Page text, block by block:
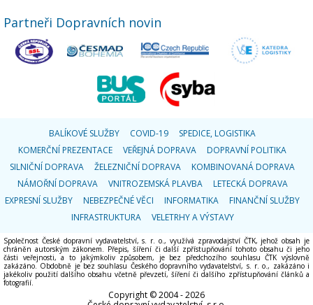
Partneři Dopravních novin
BALÍKOVÉ SLUŽBY COVID-19
SPEDICE, LOGISTIKA
KOMERČNÍ PREZENTACE
VEŘEJNÁ DOPRAVA
DOPRAVNÍ POLITIKA
SILNIČNÍ DOPRAVA
ŽELEZNIČNÍ DOPRAVA
KOMBINOVANÁ DOPRAVA
NÁMOŘNÍ DOPRAVA
VNITROZEMSKÁ PLAVBA
LETECKÁ DOPRAVA
EXPRESNÍ SLUŽBY
NEBEZPEČNÉ VĚCI INFORMATIKA
FINANČNÍ SLUŽBY
INFRASTRUKTURA
VELETRHY A VÝSTAVY
Společnost České dopravní vydavatelství, s. r. o., využívá zpravodajství ČTK, jehož obsah je
chráněn autorským zákonem. Přepis, šíření či další zpřístupňování tohoto obsahu či jeho
části veřejnosti, a to jakýmkoliv způsobem, je bez předchozího souhlasu ČTK výslovně
zakázáno. Obdobně je bez souhlasu Českého dopravního vydavatelství, s. r. o., zakázáno i
jakékoliv použití dalšího obsahu včetně převzetí, šíření či dalšího zpřístupňování článků a
fotografií.
Copyright © 2004 - 2026